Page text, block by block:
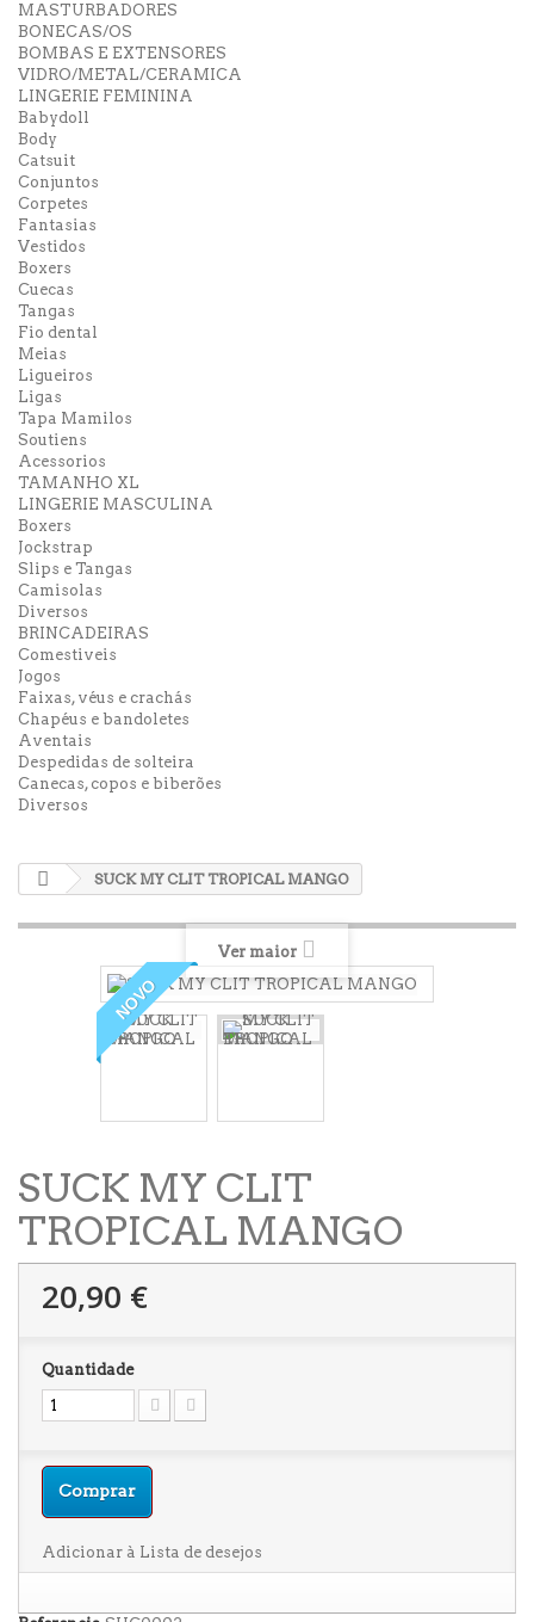
MASTURBADORES
BONECAS/OS
BOMBAS E EXTENSORES
VIDRO/METAL/CERAMICA
LINGERIE FEMININA
Babydoll
Body
Catsuit
Conjuntos
Corpetes
Fantasias
Vestidos
Boxers
Cuecas
Tangas
Fio dental
Meias
Ligueiros
Ligas
Tapa Mamilos
Soutiens
Acessorios
TAMANHO XL
LINGERIE MASCULINA
Boxers
Jockstrap
Slips e Tangas
Camisolas
Diversos
BRINCADEIRAS
Comestiveis
Jogos
Faixas, véus e crachás
Chapéus e bandoletes
Aventais
Despedidas de solteira
Canecas, copos e biberões
Diversos
SUCK MY CLIT TROPICAL MANGO
NOVO
Ver maior
SUCK MY CLIT
TROPICAL MANGO
20,90 €
Quantidade
Comprar
Adicionar à Lista de desejos